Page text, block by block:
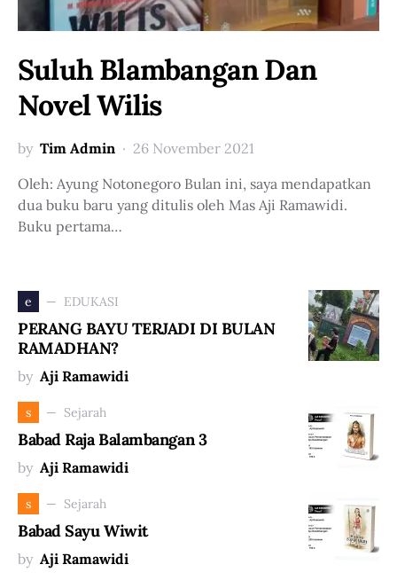
Suluh Blambangan Dan
Novel Wilis
by Tim Admin
26 November 2021
Oleh: Ayung Notonegoro Bulan ini, saya mendapatkan
dua buku baru yang ditulis oleh Mas Aji Ramawidi.
Buku pertama…
e EDUKASI
PERANG BAYU TERJADI DI BULAN
RAMADHAN?
by Aji Ramawidi
s Sejarah
Babad Raja Balambangan 3
by Aji Ramawidi
s Sejarah
Babad Sayu Wiwit
by Aji Ramawidi